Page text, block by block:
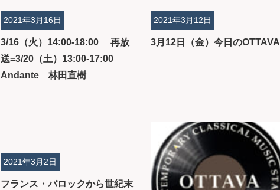
3/16（火）14:00-18:00 再放
送=3/20（土）13:00-17:00
Andante 林田直樹
2021年3月16日
3月12日（金）今日のOTTAVA
2021年3月12日
フランス・バロックから世紀末
2021年3月2日